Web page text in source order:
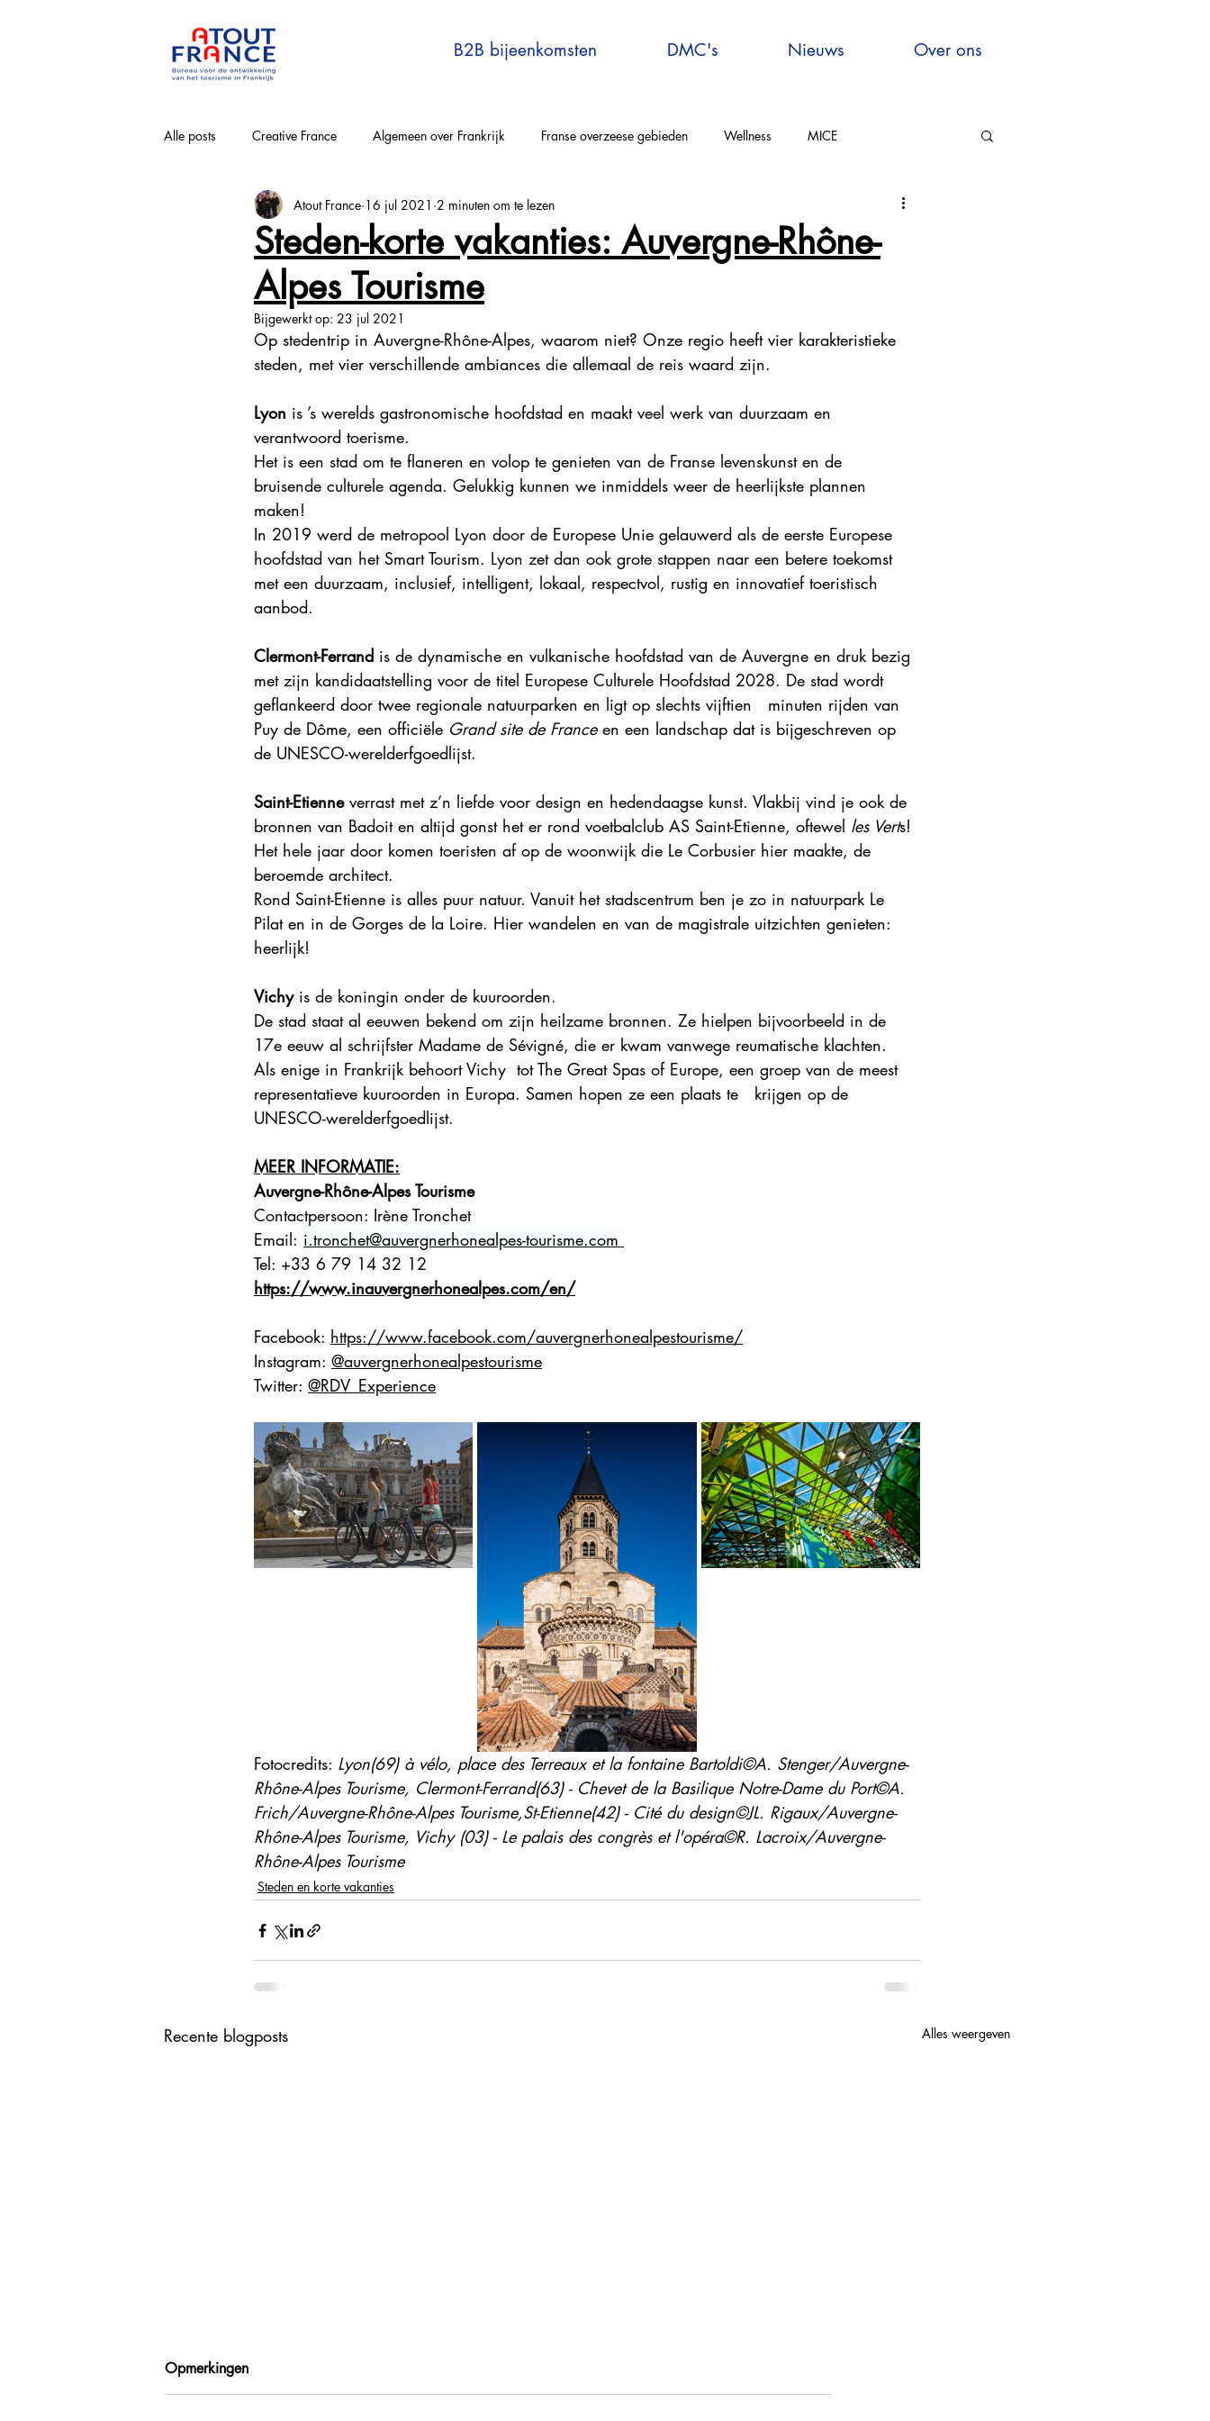
B2B bijeenkomsten DMC's Nieuws Over ons
Alle posts Creative France Algemeen over Frankrijk Franse overzeese gebieden Wellness MICE
Bourgogne-Franche-Comté Nouvelle-Aquitaine Auvergne-Rhône-Alpes Hauts-de-France
Normandie Parijs en omgeving
Provence-Alpes-Côte-d'Azur Wintersport Explore France Virtual Travel to France France Excellence
Steden en korte vakanties DMC Explore France 2023 Explore France 2022 Explore France 2024
Explore France 2025
Steden-korte vakanties: Auvergne-Rhône-
Alpes Tourisme
Atout France 16 jul 2021 2 minuten om te lezen
Bijgewerkt op: 23 jul 2021
Op stedentrip in Auvergne-Rhône-Alpes, waarom niet? Onze regio heeft vier karakteristieke
steden, met vier verschillende ambiances die allemaal de reis waard zijn.
Lyon is ’s werelds gastronomische hoofdstad en maakt veel werk van duurzaam en
verantwoord toerisme.
Het is een stad om te flaneren en volop te genieten van de Franse levenskunst en de
bruisende culturele agenda. Gelukkig kunnen we inmiddels weer de heerlijkste plannen
maken!
In 2019 werd de metropool Lyon door de Europese Unie gelauwerd als de eerste Europese
hoofdstad van het Smart Tourism. Lyon zet dan ook grote stappen naar een betere toekomst
met een duurzaam, inclusief, intelligent, lokaal, respectvol, rustig en innovatief toeristisch
aanbod.
Clermont-Ferrand is de dynamische en vulkanische hoofdstad van de Auvergne en druk bezig
met zijn kandidaatstelling voor de titel Europese Culturele Hoofdstad 2028. De stad wordt
geflankeerd door twee regionale natuurparken en ligt op slechts vijftien   minuten rijden van
Puy de Dôme, een officiële Grand site de France en een landschap dat is bijgeschreven op
de UNESCO-werelderfgoedlijst.
Saint-Etienne verrast met z’n liefde voor design en hedendaagse kunst. Vlakbij vind je ook de
bronnen van Badoit en altijd gonst het er rond voetbalclub AS Saint-Etienne, oftewel les Verts!
Het hele jaar door komen toeristen af op de woonwijk die Le Corbusier hier maakte, de
beroemde architect.
Rond Saint-Etienne is alles puur natuur. Vanuit het stadscentrum ben je zo in natuurpark Le
Pilat en in de Gorges de la Loire. Hier wandelen en van de magistrale uitzichten genieten:
heerlijk!
Vichy is de koningin onder de kuuroorden.
De stad staat al eeuwen bekend om zijn heilzame bronnen. Ze hielpen bijvoorbeeld in de
17e eeuw al schrijfster Madame de Sévigné, die er kwam vanwege reumatische klachten.
Als enige in Frankrijk behoort Vichy  tot The Great Spas of Europe, een groep van de meest
representatieve kuuroorden in Europa. Samen hopen ze een plaats te   krijgen op de
UNESCO-werelderfgoedlijst.
MEER INFORMATIE:
Auvergne-Rhône-Alpes Tourisme
Contactpersoon: Irène Tronchet
Email: i.tronchet@auvergnerhonealpes-tourisme.com
Tel: +33 6 79 14 32 12
https://www.inauvergnerhonealpes.com/en/
Facebook: https://www.facebook.com/auvergnerhonealpestourisme/
Instagram: @auvergnerhonealpestourisme
Twitter: @RDV_Experience
Fotocredits: Lyon(69) à vélo, place des Terreaux et la fontaine Bartoldi©A. Stenger/Auvergne-
Rhône-Alpes Tourisme, Clermont-Ferrand(63) - Chevet de la Basilique Notre-Dame du Port©A.
Frich/Auvergne-Rhône-Alpes Tourisme,St-Etienne(42) - Cité du design©JL. Rigaux/Auvergne-
Rhône-Alpes Tourisme, Vichy (03) - Le palais des congrès et l'opéra©R. Lacroix/Auvergne-
Rhône-Alpes Tourisme
Steden en korte vakanties
Recente blogposts Alles weergeven
Opmerkingen